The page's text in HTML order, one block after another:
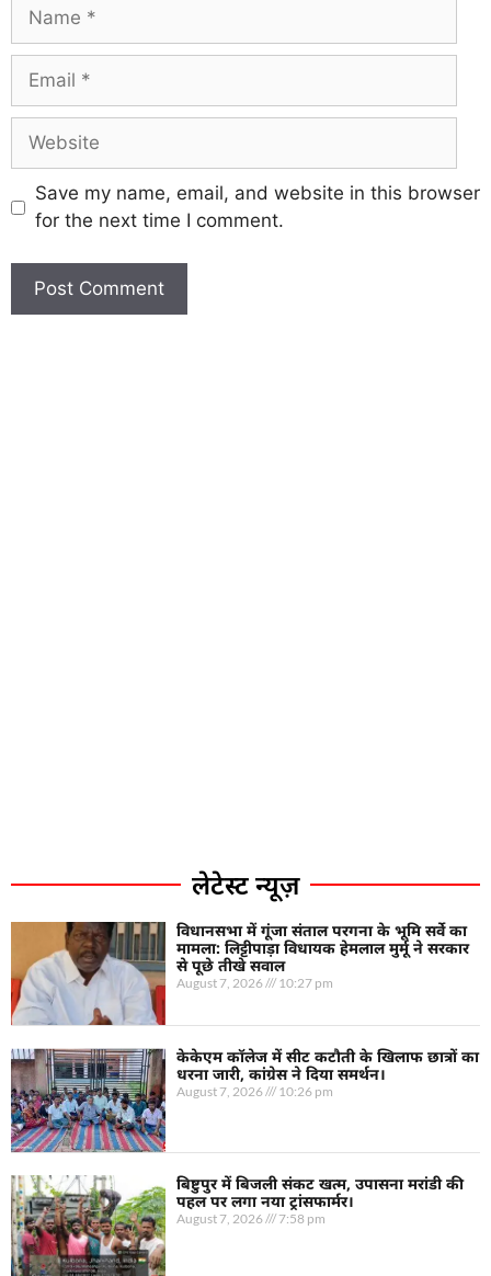
लेटेस्ट न्यूज़
विधानसभा में गूंजा संताल परगना के भूमि सर्वे का
मामला: लिट्टीपाड़ा विधायक हेमलाल मुर्मू ने सरकार
से पूछे तीखे सवाल
August 7, 2026 10:27 pm
केकेएम कॉलेज में सीट कटौती के खिलाफ छात्रों का
धरना जारी, कांग्रेस ने दिया समर्थन।
August 7, 2026 10:26 pm
बिष्टुपुर में बिजली संकट खत्म, उपासना मरांडी की
पहल पर लगा नया ट्रांसफार्मर।
August 7, 2026 7:58 pm
Save my name, email, and website in this browser
for the next time I comment.